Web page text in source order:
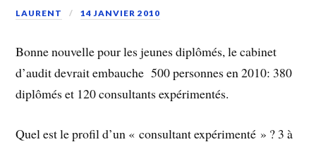
LAURENT 14 JANVIER 2010
Bonne nouvelle pour les jeunes diplômés, le cabinet
d’audit devrait embauche 500 personnes en 2010: 380
diplômés et 120 consultants expérimentés.
Quel est le profil d’un « consultant expérimenté » ? 3 à